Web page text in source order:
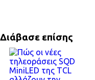
Διάβασε επίσης